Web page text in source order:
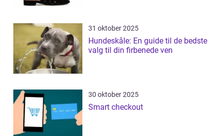
31 oktober 2025
Hundeskåle: En guide til de bedste
valg til din firbenede ven
30 oktober 2025
Smart checkout